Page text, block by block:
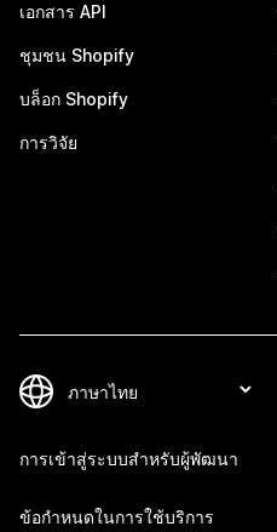
เอกสาร API
ชุมชน Shopify
บล็อก Shopify
การวิจัย
การเข้าสู่ระบบสำหรับผู้พัฒนา
ข้อกำหนดในการใช้บริการ